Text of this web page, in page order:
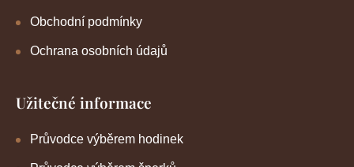
Obchodní podmínky
Ochrana osobních údajů
Užitečné informace
Průvodce výběrem hodinek